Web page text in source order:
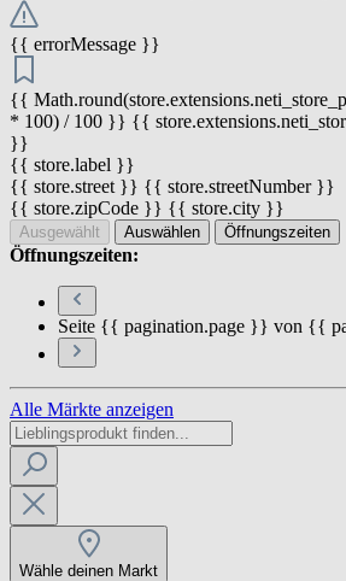
{{ errorMessage }}
{{
* 100) / 100 }} {{
}}
{{ store.label }}
{{ store.street }} {{ store.streetNumber }}
{{ store.zipCode }} {{ store.city }}
Ausgewählt Auswählen Öffnungszeiten
Öffnungszeiten:
Seite {{ pagination.page }} von {{
Alle Märkte anzeigen
Wähle deinen Markt